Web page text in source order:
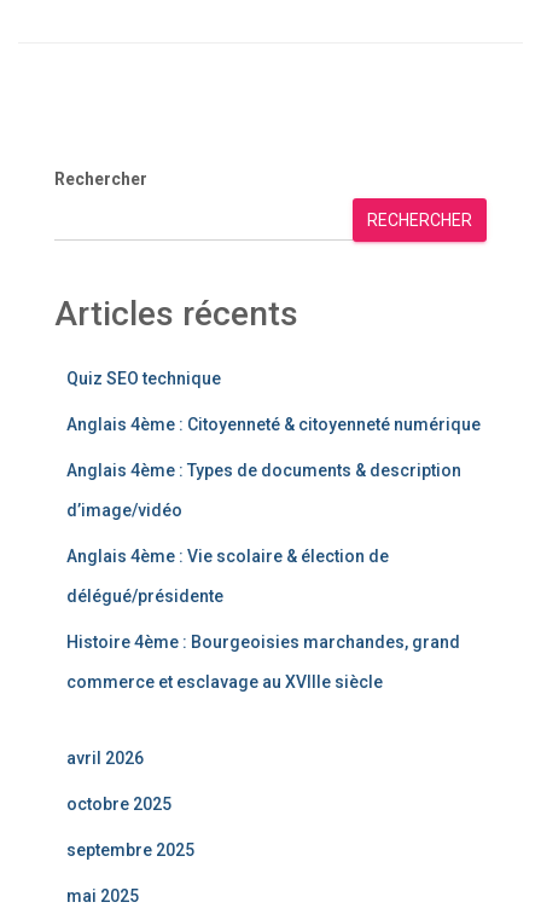
Rechercher
RECHERCHER
Articles récents
Quiz SEO technique
Anglais 4ème : Citoyenneté & citoyenneté numérique
Anglais 4ème : Types de documents & description
d’image/vidéo
Anglais 4ème : Vie scolaire & élection de
délégué/présidente
Histoire 4ème : Bourgeoisies marchandes, grand
commerce et esclavage au XVIIIe siècle
avril 2026
octobre 2025
septembre 2025
mai 2025